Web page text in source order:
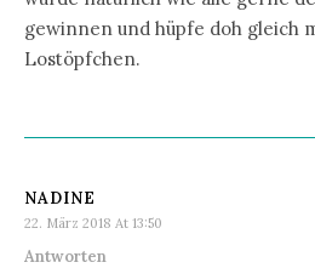
gewinnen und hüpfe doh gleich
Lostöpfchen.
NADINE
22. März 2018 At 13:50
Antworten